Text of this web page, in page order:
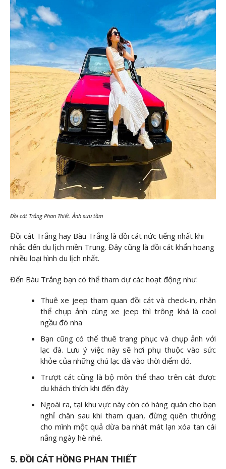
Đồi cát Trắng Phan Thiết. Ảnh sưu tầm
Đồi cát Trắng hay Bàu Trắng là đồi cát nức tiếng nhất khi
nhắc đến du lịch miền Trung. Đây cũng là đồi cát khẩn hoang
nhiều loại hình du lịch nhất.
Đến Bàu Trắng bạn có thể tham dự các hoạt động như:
Thuê xe jeep tham quan đồi cát và check-in, nhân
thể chụp ảnh cùng xe jeep thì trông khá là cool
ngầu đó nha
Bạn cũng có thể thuê trang phục và chụp ảnh với
lạc đà. Lưu ý việc này sẽ hơi phụ thuộc vào sức
khỏe của những chú lạc đà vào thời điểm đó.
Trượt cát cũng là bộ môn thể thao trên cát được
du khách thích khi đến đây
Ngoài ra, tại khu vực này còn có hàng quán cho bạn
nghỉ chân sau khi tham quan, đừng quên thưởng
cho mình một quả dừa ba nhát mát lạn xóa tan cái
nắng ngày hè nhé.
5. ĐỒI CÁT HỒNG PHAN THIẾT